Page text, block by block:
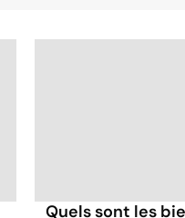
Quels sont les